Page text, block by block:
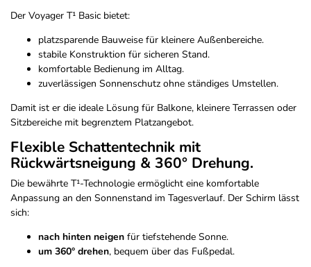
Der Voyager T¹ Basic bietet:
platzsparende Bauweise für kleinere Außenbereiche.
stabile Konstruktion für sicheren Stand.
komfortable Bedienung im Alltag.
zuverlässigen Sonnenschutz ohne ständiges Umstellen.
Damit ist er die ideale Lösung für Balkone, kleinere Terrassen oder
Sitzbereiche mit begrenztem Platzangebot.
Flexible Schattentechnik mit
Rückwärtsneigung & 360° Drehung.
Die bewährte T¹-Technologie ermöglicht eine komfortable
Anpassung an den Sonnenstand im Tagesverlauf. Der Schirm lässt
sich:
nach hinten neigen für tiefstehende Sonne.
um 360° drehen, bequem über das Fußpedal.